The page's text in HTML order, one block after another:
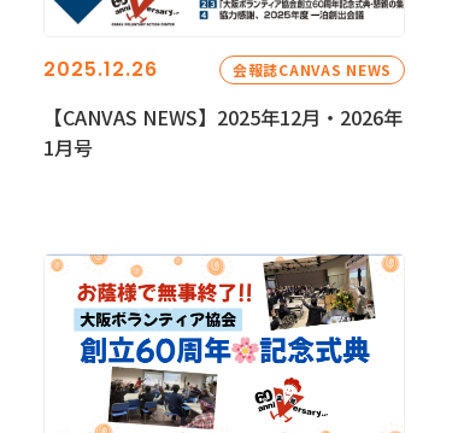
2025.12.26 会報誌CANVAS NEWS
【CANVAS NEWS】2025年12月・2026年
1月号